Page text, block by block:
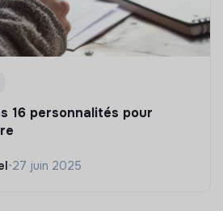
16 personnalités pour
•27 juin 2025